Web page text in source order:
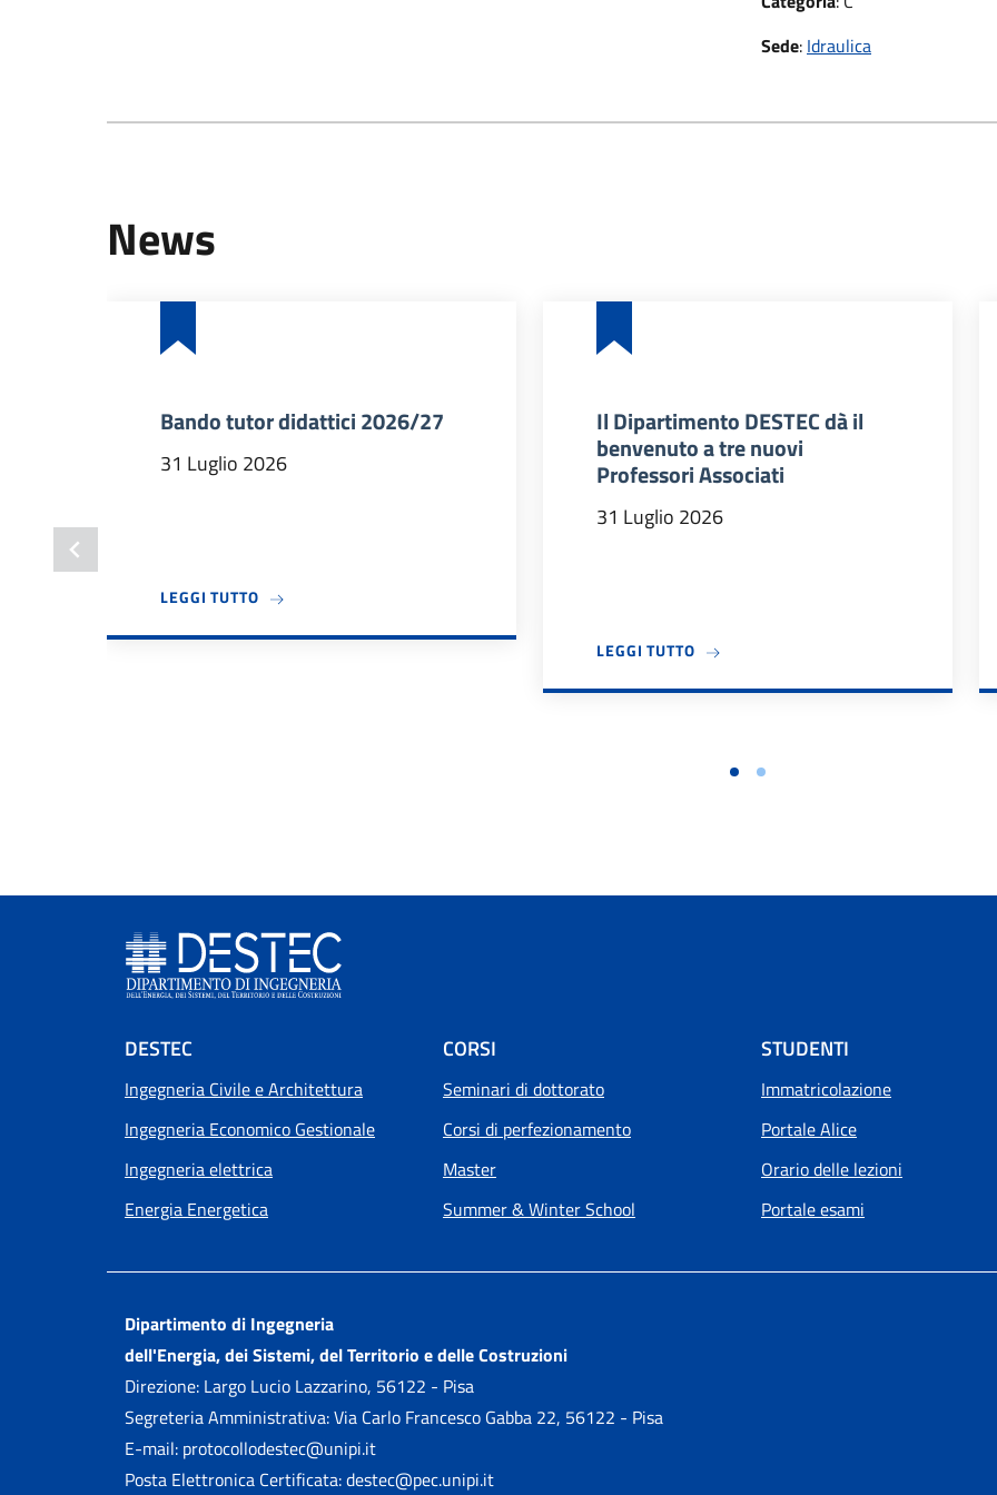
Sede: Idraulica
News
Bando tutor didattici 2026/27
31 Luglio 2026
LEGGI TUTTOA PROPOSITO DI BANDO TUTOR DIDATTICI 2026/27
Il Dipartimento DESTEC dà il
benvenuto a tre nuovi
Professori Associati
31 Luglio 2026
LEGGI TUTTOA PROPOSITO DI IL DIPARTIMENTO
Footer menu
DESTEC
Ingegneria Civile e Architettura
Ingegneria Economico Gestionale
Ingegneria elettrica
Energia Energetica
CORSI
Seminari di dottorato
Corsi di perfezionamento
Master
Summer & Winter School
STUDENTI
Immatricolazione
Portale Alice
Orario delle lezioni
Portale esami
Dipartimento di Ingegneria
dell'Energia, dei Sistemi, del Territorio e delle Costruzioni
Direzione: Largo Lucio Lazzarino, 56122 - Pisa
Segreteria Amministrativa: Via Carlo Francesco Gabba 22, 56122 - Pisa
E-mail: protocollodestec@unipi.it
Posta Elettronica Certificata: destec@pec.unipi.it